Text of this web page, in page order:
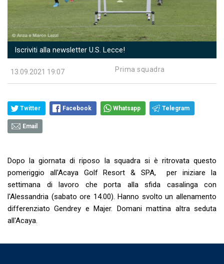
Iscriviti alla newsletter U.S. Lecce!
13.09.2021 19:07 Prima squadra
Twitter Facebook Whatsapp Telegram
Email
Dopo la giornata di riposo la squadra si è ritrovata questo
pomeriggio all'Acaya Golf Resort & SPA, per iniziare la
settimana di lavoro che porta alla sfida casalinga con
l'Alessandria (sabato ore 14.00). Hanno svolto un allenamento
differenziato Gendrey e Majer. Domani mattina altra seduta
all'Acaya.